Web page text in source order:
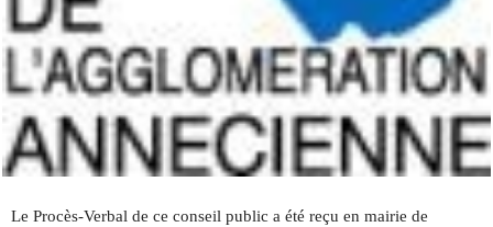
Le Procès-Verbal de ce conseil public a été reçu en mairie de